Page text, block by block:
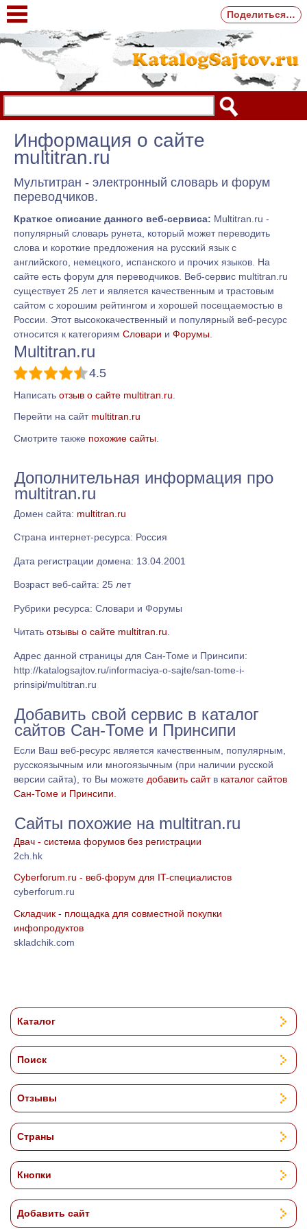
Информация о сайте
multitran.ru
Мультитран - электронный словарь и форум
переводчиков.
Краткое описание данного веб-сервиса: Multitran.ru -
популярный словарь рунета, который может переводить
слова и короткие предложения на русский язык с
английского, немецкого, испанского и прочих языков. На
сайте есть форум для переводчиков. Веб-сервис multitran.ru
существует 25 лет и является качественным и трастовым
сайтом с хорошим рейтингом и хорошей посещаемостью в
России. Этот высококачественный и популярный веб-ресурс
относится к категориям Словари и Форумы
Multitran.ru
4.5
Написать отзыв о сайте multitran.ru
Перейти на сайт multitran.ru
Смотрите также похожие сайты
Дополнительная информация про
multitran.ru
Домен сайта: multitran.ru
Страна интернет-ресурса: Россия
Дата регистрации домена: 13.04.2001
Возраст веб-сайта: 25 лет
Рубрики ресурса: Словари и Форумы
Читать отзывы о сайте multitran.ru
Адрес данной страницы для Сан-Томе и Принсипи:
http://katalogsajtov.ru/informaciya-o-sajte/san-tome-i-
prinsipi/multitran.ru
Добавить свой сервис в каталог
сайтов Сан-Томе и Принсипи
Если Ваш веб-ресурс является качественным, популярным,
русскоязычным или многоязычным (при наличии русской
версии сайта), то Вы можете добавить сайтв каталог сайтов
Сан-Томе и Принсипи
Сайты похожие на multitran.ru
Двач - система форумов без регистрации
2ch.hk
Cyberforum.ru - веб-форум для IT-специалистов
cyberforum.ru
Cкладчик - площадка для совместной покупки
инфопродуктов
skladchik.com
Каталог
Поиск
Отзывы
Страны
Кнопки
Добавить сайт
Поделиться…